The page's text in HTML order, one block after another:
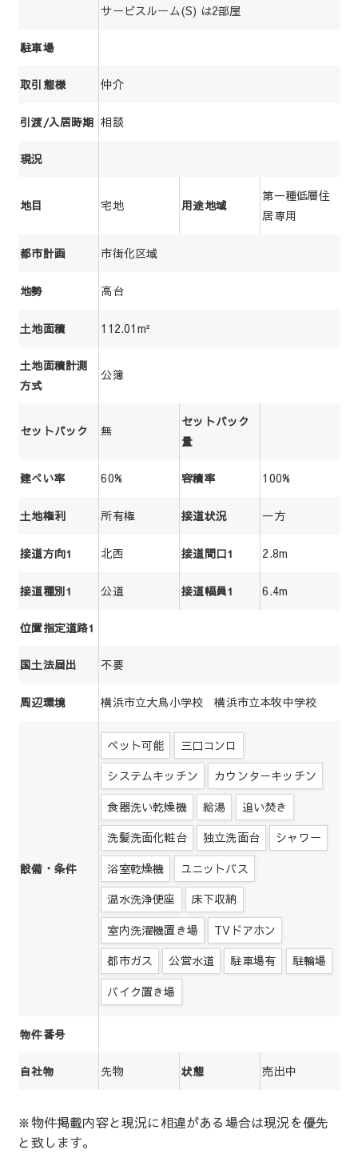
サービスルーム(S) は2部屋
駐車場
取引態様 仲介
引渡/入居時期 相談
現況
地目 宅地 用途地域
第一種低層住
居専用
都市計画 市街化区域
地勢 高台
土地面積 112.01m²
土地面積計測
方式
公簿
セットバック 無
セットバック
量
建ぺい率 60% 容積率 100%
土地権利 所有権 接道状況 一方
接道方向1 北西 接道間口1 2.8m
接道種別1 公道 接道幅員1 6.4m
位置指定道路1
国土法届出 不要
周辺環境 横浜市立大鳥小学校 横浜市立本牧中学校
設備・条件
ペット可能
三口コンロ
システムキッチン
カウンターキッチン
食器洗い乾燥機
給湯
追い焚き
洗髪洗面化粧台
独立洗面台
シャワー
浴室乾燥機
ユニットバス
温水洗浄便座
床下収納
室内洗濯機置き場
TVドアホン
都市ガス
公営水道 駐車場有
駐輪場
バイク置き場
物件番号
自社物 先物 状態 売出中
※物件掲載内容と現況に相違がある場合は現況を優先
と致します。